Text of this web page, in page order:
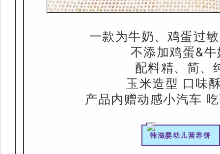
一款为牛奶、鸡蛋过
不添加鸡蛋&
配料精、简、
玉米造型 口味
产品内赠动感小汽车
韩滋婴幼儿营养饼